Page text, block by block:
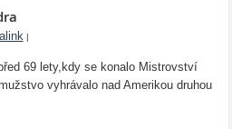
|
69 lety,kdy se konalo Mistrovství
vyhrávalo nad Amerikou druhou